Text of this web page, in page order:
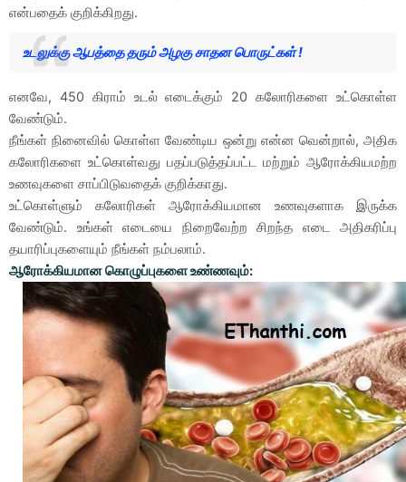
என்பதைக் குறிக்கிறது.
உடலுக்கு ஆபத்தை தரும் அழகு சாதன பொருட்கள் !
எனவே, 450 கிராம் உடல் எடைக்கும் 20 கலோரிகளை உட்கொள்ள
வேண்டும்.
நீங்கள் நினைவில் கொள்ள வேண்டிய ஒன்று என்ன வென்றால், அதிக
கலோரிகளை உட்கொள்வது பதப்படுத்தப்பட்ட மற்றும் ஆரோக்கியமற்ற
உணவுகளை சாப்பிடுவதைக் குறிக்காது.
உட்கொள்ளும் கலோரிகள் ஆரோக்கியமான உணவுகளாக இருக்க
வேண்டும். உங்கள் எடையை நிறைவேற்ற சிறந்த எடை அதிகரிப்பு
தயாரிப்புகளையும் நீங்கள் நம்பலாம்.
ஆரோக்கியமான கொழுப்புகளை உண்ணவும்: